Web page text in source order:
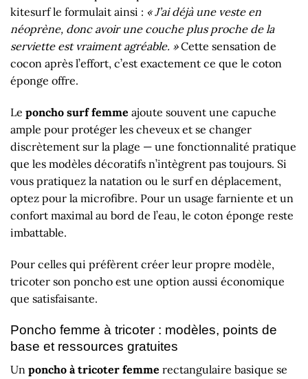
kitesurf le formulait ainsi : « J’ai déjà une veste en
néoprène, donc avoir une couche plus proche de la
serviette est vraiment agréable. »Cette sensation de
cocon après l’effort, c’est exactement ce que le coton
éponge offre.
Le poncho surf femme ajoute souvent une capuche
ample pour protéger les cheveux et se changer
discrètement sur la plage — une fonctionnalité pratique
que les modèles décoratifs n’intègrent pas toujours. Si
vous pratiquez la natation ou le surf en déplacement,
optez pour la microfibre. Pour un usage farniente et un
confort maximal au bord de l’eau, le coton éponge reste
imbattable.
Pour celles qui préfèrent créer leur propre modèle,
tricoter son poncho est une option aussi économique
que satisfaisante.
Poncho femme à tricoter : modèles, points de
base et ressources gratuites
Un poncho à tricoter femme rectangulaire basique se